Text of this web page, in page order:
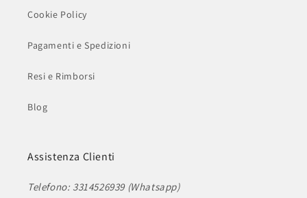
Cookie Policy
Pagamenti e Spedizioni
Resi e Rimborsi
Blog
Assistenza Clienti
Telefono: 3314526939 (Whatsapp)